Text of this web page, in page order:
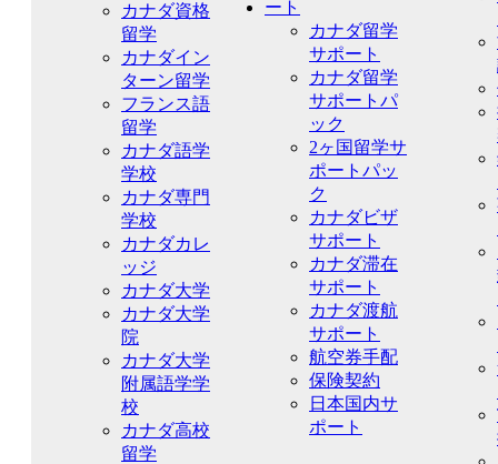
カナダ資格
留学
カナダイン
ターン留学
フランス語
留学
カナダ語学
学校
カナダ専門
学校
カナダカレ
ッジ
カナダ大学
カナダ大学
院
カナダ大学
附属語学学
校
カナダ高校
留学
カナダ留学
サポート
カナダ留学
サポートパ
ック
2ヶ国留学サ
ポートパッ
ク
カナダビザ
サポート
カナダ滞在
サポート
カナダ渡航
サポート
航空券手配
保険契約
日本国内サ
ポート